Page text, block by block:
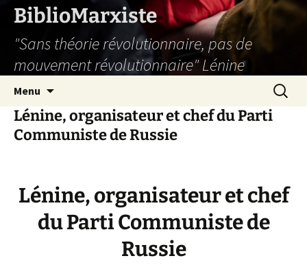
Aller
contenu
BiblioMarxiste
"Sans théorie révolutionnaire, pas de
mouvement révolutionnaire" Lénine
Menu
Lénine, organisateur et chef du Parti
Communiste de Russie
Lénine, organisateur et chef
du Parti Communiste de
Russie